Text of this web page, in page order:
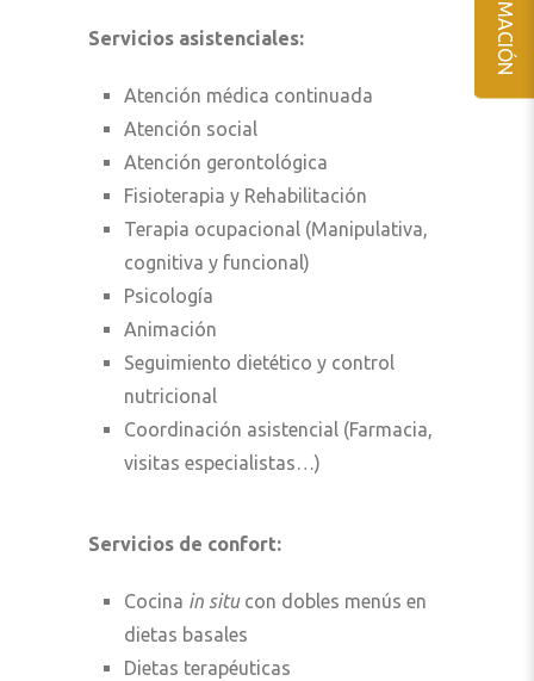
Servicios asistenciales:
Atención médica continuada
Atención social
Atención gerontológica
Fisioterapia y Rehabilitación
Terapia ocupacional (Manipulativa,
cognitiva y funcional)
Psicología
Animación
Seguimiento dietético y control
nutricional
Coordinación asistencial (Farmacia,
visitas especialistas…)
Servicios de confort:
Cocina in situcon dobles menús en
dietas basales
Dietas terapéuticas